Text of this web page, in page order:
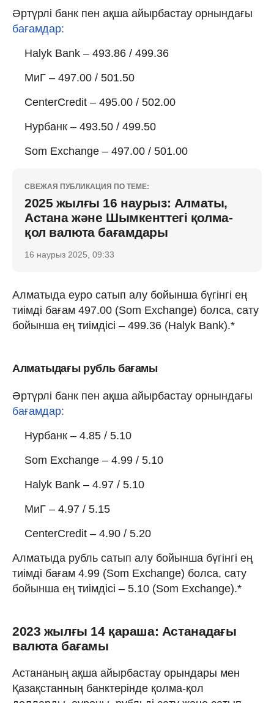
Әртүрлі банк пен ақша айырбастау орнындағы
бағамдар:
Halyk Bank – 493.86 / 499.36
МиГ – 497.00 / 501.50
CenterCredit – 495.00 / 502.00
Нурбанк – 493.50 / 499.50
Som Exchange – 497.00 / 501.00
СВЕЖАЯ ПУБЛИКАЦИЯ ПО ТЕМЕ:
2025 жылғы 16 наурыз: Алматы,
Астана және Шымкенттегі қолма-
қол валюта бағамдары
16 наурыз 2025, 09:33
Алматыда еуро сатып алу бойынша бүгінгі ең
тиімді бағам 497.00 (Som Exchange) болса, сату
бойынша ең тиімдісі – 499.36 (Halyk Bank).*
Алматыдағы рубль бағамы
Әртүрлі банк пен ақша айырбастау орнындағы
бағамдар:
Нурбанк – 4.85 / 5.10
Som Exchange – 4.99 / 5.10
Halyk Bank – 4.97 / 5.10
МиГ – 4.97 / 5.15
CenterCredit – 4.90 / 5.20
Алматыда рубль сатып алу бойынша бүгінгі ең
тиімді бағам 4.99 (Som Exchange) болса, сату
бойынша ең тиімдісі – 5.10 (Som Exchange).*
2023 жылғы 14 қараша: Астанадағы
валюта бағамы
Астананың ақша айырбастау орындары мен
Қазақстанның банктерінде қолма-қол